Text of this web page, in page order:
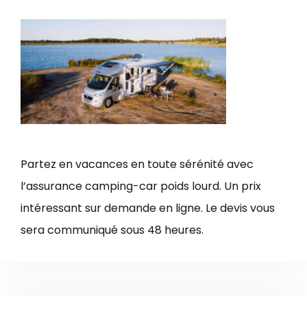
Partez en vacances en toute sérénité avec
l’assurance camping-car poids lourd. Un prix
intéressant sur demande en ligne. Le devis vous
sera communiqué sous 48 heures.